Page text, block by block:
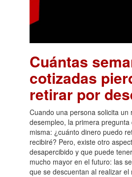
Cuántas
cotizadas
retirar por
Cuando una persona solicita un
desempleo, la primera pregunta
misma: ¿cuánto dinero puedo
recibiré? Pero, existe otro
desapercibido y que puede
mucho mayor en el futuro: las
que se descuentan al realizar el